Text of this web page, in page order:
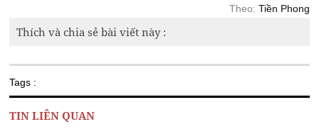
Theo: Tiền Phong
Thích và chia sẻ bài viết này :
Tags :
TIN LIÊN QUAN